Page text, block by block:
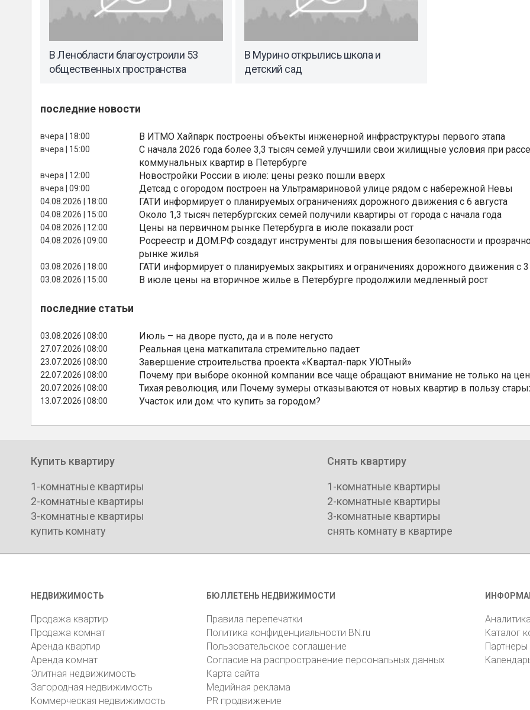
В Ленобласти благоустроили 53
общественных пространства
В Мурино открылись школа и
детский сад
последние новости
вчера | 18:00 В ИТМО Хайпарк построены объекты инженерной инфраструктуры первого этапа
вчера | 15:00
С начала 2026 года более 3,3 тысяч семей улучшили свои жилищные условия при
коммунальных квартир в Петербурге
вчера | 12:00 Новостройки России в июле: цены резко пошли вверх
вчера | 09:00 Детсад с огородом построен на Ультрамариновой улице рядом с набережной Невы
04.08.2026 | 18:00 ГАТИ информирует о планируемых ограничениях дорожного движения с 6 августа
04.08.2026 | 15:00 Около 1,3 тысяч петербургских семей получили квартиры от города с начала года
04.08.2026 | 12:00 Цены на первичном рынке Петербурга в июле показали рост
04.08.2026 | 09:00
Росреестр и ДОМ.РФ создадут инструменты для повышения безопасности и
рынке жилья
03.08.2026 | 18:00 ГАТИ информирует о планируемых закрытиях и ограничениях дорожного движения с 3
03.08.2026 | 15:00 В июле цены на вторичное жилье в Петербурге продолжили медленный рост
последние статьи
03.08.2026 | 08:00 Июль – на дворе пусто, да и в поле негусто
27.07.2026 | 08:00 Реальная цена маткапитала стремительно падает
23.07.2026 | 08:00 Завершение строительства проекта «Квартал-парк УЮТный»
22.07.2026 | 08:00 Почему при выборе оконной компании все чаще обращают внимание не только на
20.07.2026 | 08:00 Тихая революция, или Почему зумеры отказываются от новых квартир в пользу
13.07.2026 | 08:00 Участок или дом: что купить за городом?
Купить квартиру
1-комнатные квартиры
2-комнатные квартиры
3-комнатные квартиры
купить комнату
Снять квартиру
1-комнатные квартиры
2-комнатные квартиры
3-комнатные квартиры
снять комнату в квартире
НЕДВИЖИМОСТЬ
Продажа квартир
Продажа комнат
Аренда квартир
Аренда комнат
Элитная недвижимость
Загородная недвижимость
Коммерческая недвижимость
БЮЛЛЕТЕНЬ НЕДВИЖИМОСТИ
Правила перепечатки
Политика конфиденциальности BN.ru
Пользовательское соглашение
Согласие на распространение персональных данных
Карта сайта
Медийная реклама
PR продвижение
Каталог
Партнеры